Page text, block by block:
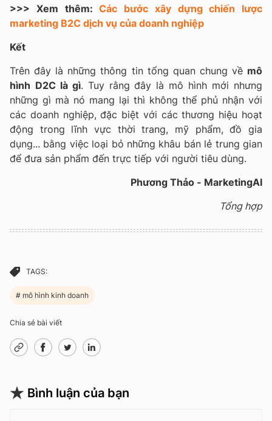
>>> Xem thêm:Các bước xây dựng chiến lược
marketing B2C dịch vụ của doanh nghiệp
Kết
Trên đây là những thông tin tổng quan chung về mô
hình D2C là gì. Tuy rằng đây là mô hình mới nhưng
những gì mà nó mang lại thì không thể phủ nhận với
các doanh nghiệp, đặc biệt với các thương hiệu hoạt
động trong lĩnh vực thời trang, mỹ phẩm, đồ gia
dụng... bằng việc loại bỏ những khâu bán lẻ trung gian
để đưa sản phẩm đến trực tiếp với người tiêu dùng.
Phương Thảo - MarketingAI
Tổng hợp
TAGS:
mô hình kinh doanh
Chia sẻ bài viết
Bình luận của bạn